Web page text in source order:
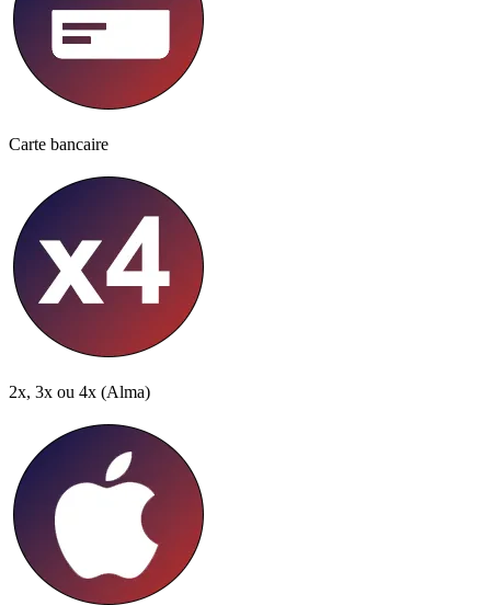
Carte bancaire
2x, 3x ou 4x (Alma)